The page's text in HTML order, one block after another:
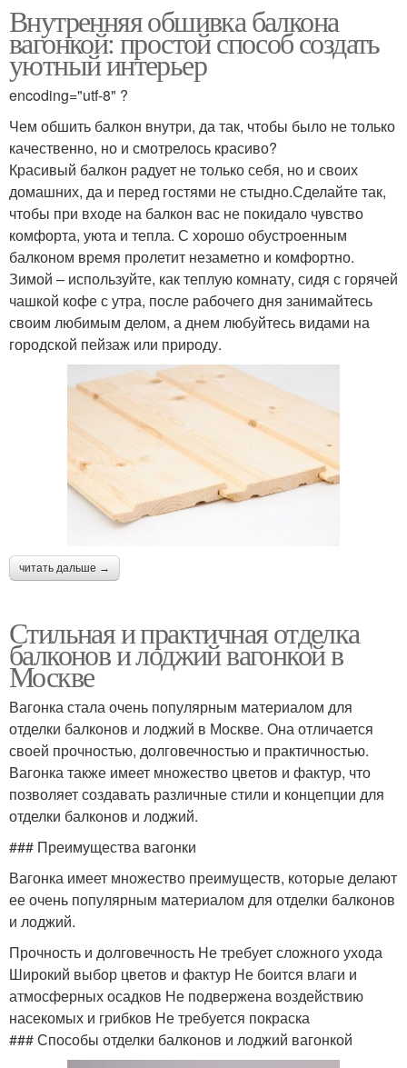
Внутренняя обшивка балкона
вагонкой: простой способ создать
уютный интерьер
encoding="utf-8" ?
Чем обшить балкон внутри, да так, чтобы было не только
качественно, но и смотрелось красиво?
Красивый балкон радует не только себя, но и своих
домашних, да и перед гостями не стыдно.Сделайте так,
чтобы при входе на балкон вас не покидало чувство
комфорта, уюта и тепла. С хорошо обустроенным
балконом время пролетит незаметно и комфортно.
Зимой – используйте, как теплую комнату, сидя с горячей
чашкой кофе с утра, после рабочего дня занимайтесь
своим любимым делом, а днем любуйтесь видами на
городской пейзаж или природу.
читать дальше →
Стильная и практичная отделка
балконов и лоджий вагонкой в
Москве
Вагонка стала очень популярным материалом для
отделки балконов и лоджий в Москве. Она отличается
своей прочностью, долговечностью и практичностью.
Вагонка также имеет множество цветов и фактур, что
позволяет создавать различные стили и концепции для
отделки балконов и лоджий.
### Преимущества вагонки
Вагонка имеет множество преимуществ, которые делают
ее очень популярным материалом для отделки балконов
и лоджий.
Прочность и долговечность Не требует сложного ухода
Широкий выбор цветов и фактур Не боится влаги и
атмосферных осадков Не подвержена воздействию
насекомых и грибков Не требуется покраска
### Способы отделки балконов и лоджий вагонкой